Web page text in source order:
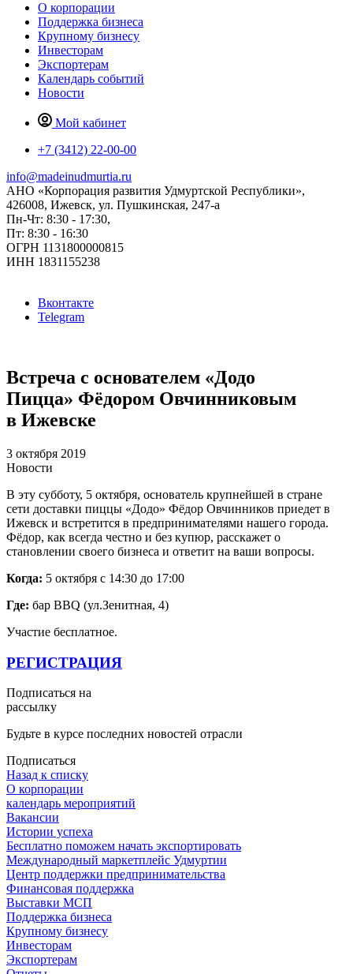
О корпорации
Поддержка бизнеса
Крупному бизнесу
Инвесторам
Экспортерам
Календарь событий
Новости
Мой кабинет
+7 (3412) 22-00-00
info@madeinudmurtia.ru
АНО «Корпорация развития Удмуртской Республики»,
426008, Ижевск, ул. Пушкинская, 247-а
Пн-Чт: 8:30 - 17:30,
Пт: 8:30 - 16:30
ОГРН 1131800000815
ИНН 1831155238
Вконтакте
Telegram
Встреча с основателем «Додо
Пицца» Фёдором Овчинниковым
в Ижевске
3 октября 2019
Новости
В эту субботу, 5 октября, основатель крупнейшей в стране
сети доставки пиццы «Додо» Фёдор Овчинников приедет в
Ижевск и встретится в предпринимателями нашего города.
Фёдор, как всегда честно и без купюр, расскажет о
становлении своего бизнеса и ответит на ваши вопросы.
Когда: 5 октября с 14:30 до 17:00
Где: бар BBQ (ул.Зенитная, 4)
Участие бесплатное.
РЕГИСТРАЦИЯ
Подписаться на
рассылку
Будьте в курсе последних новостей отрасли
Подписаться
Назад к списку
О корпорации
календарь мероприятий
Вакансии
Истории успеха
Бесплатно поможем начать экспортировать
Международный маркетплейс Удмуртии
Центр поддержки предпринимательства
Финансовая поддержка
Выставки МСП
Поддержка бизнеса
Крупному бизнесу
Инвесторам
Экспортерам